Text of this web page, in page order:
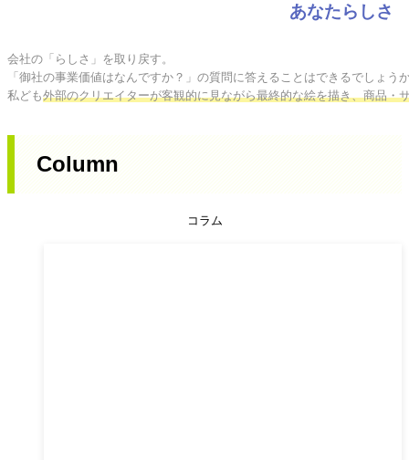
あなたらしさ
会社の「らしさ」を取り戻す。
「御社の事業価値はなんですか？」の質問に答えることはできるでしょう
私ども外部のクリエイターが客観的に見ながら最終的な絵を描き、商品・
Column
コラム